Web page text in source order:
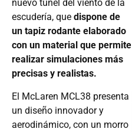
nuevo túnel del viento de la
escudería, que dispone de
un tapiz rodante elaborado
con un material que permite
realizar simulaciones más
precisas y realistas.
El McLaren MCL38 presenta
un diseño innovador y
aerodinámico, con un morro